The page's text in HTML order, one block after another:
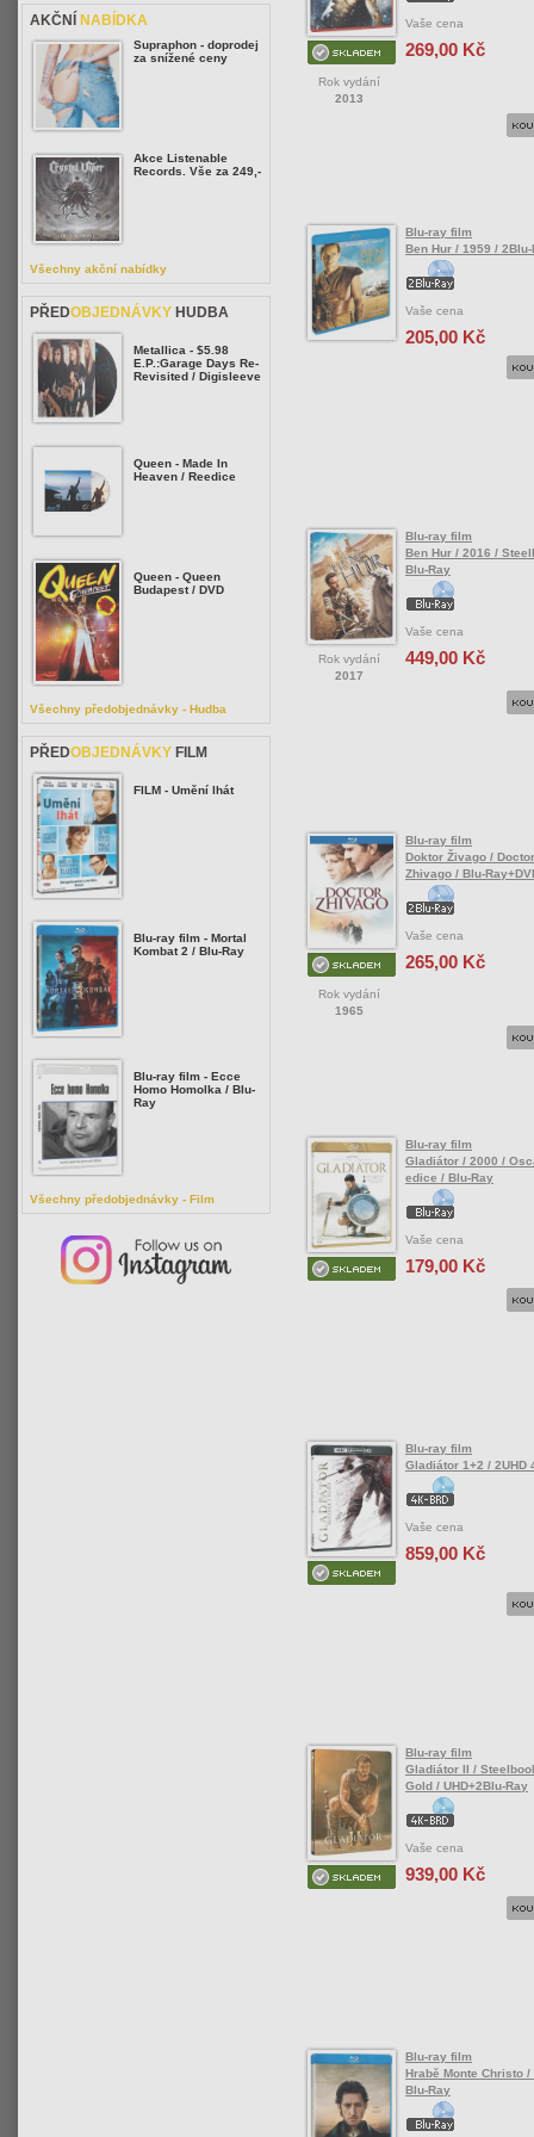
Rok vydání
2013
Vaše cena
269,00 Kč
Blu-ray film
Ben Hur / 1959 / 2Blu-
Vaše cena
205,00 Kč
Rok vydání
2017
Blu-ray film
Ben Hur / 2016 /
Blu-Ray
Vaše cena
449,00 Kč
Rok vydání
1965
Blu-ray film
Doktor Živago / Doctor
Zhivago / Blu-
Vaše cena
265,00 Kč
Blu-ray film
Gladiátor / 2000 /
edice / Blu-Ray
Vaše cena
179,00 Kč
Blu-ray film
Gladiátor 1+2 / 2UHD
Vaše cena
859,00 Kč
Blu-ray film
Gladiátor II /
Gold / UHD+2Blu-Ray
Vaše cena
939,00 Kč
Blu-ray film
Hrabě Monte Christo /
Blu-Ray
AKČNÍ NABÍDKA
Supraphon - doprodej
za snížené ceny
Akce Listenable
Records. Vše za 249,-
Všechny akční nabídky
PŘEDOBJEDNÁVKY HUDBA
Metallica - $5.98
E.P.:Garage Days Re-
Revisited / Digisleeve
Queen - Made In
Heaven / Reedice
Queen - Queen
Budapest / DVD
Všechny předobjednávky - Hudba
PŘEDOBJEDNÁVKY FILM
FILM - Umění lhát
Blu-ray film - Mortal
Kombat 2 / Blu-Ray
Blu-ray film - Ecce
Homo Homolka / Blu-
Ray
Všechny předobjednávky - Film